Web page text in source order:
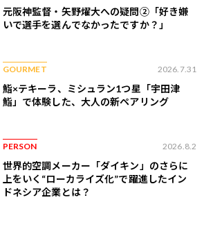
元阪神監督・矢野燿大への疑問②「好き嫌
いで選手を選んでなかったですか？」
GOURMET 2026.7.31
鮨×テキーラ、ミシュラン1つ星「宇田津
鮨」で体験した、大人の新ペアリング
PERSON 2026.8.2
世界的空調メーカー「ダイキン」のさらに
上をいく“ローカライズ化”で躍進したイン
ドネシア企業とは？